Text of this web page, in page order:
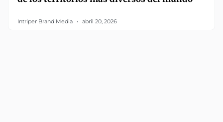
Intriper Brand Media abril 20, 2026